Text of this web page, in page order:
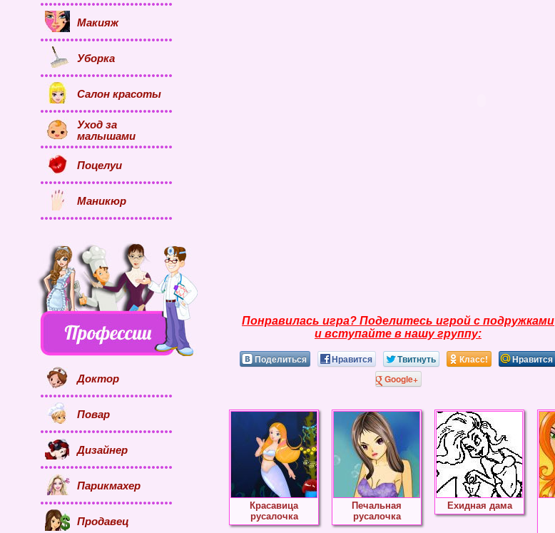
Понравилась игра? Поделитесь игрой с подружками
и вступайте в нашу группу:
Поделиться Нравится Твитнуть Класс!
Нравится
Google+
Красавица
русалочка
Печальная
русалочка
Ехидная дама
Макияж
Уборка
Салон красоты
Уход за
малышами
Поцелуи
Маникюр
Доктор
Повар
Дизайнер
Парикмахер
Продавец